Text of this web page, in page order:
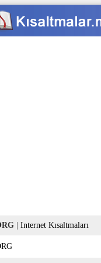
Internet Kısaltmaları